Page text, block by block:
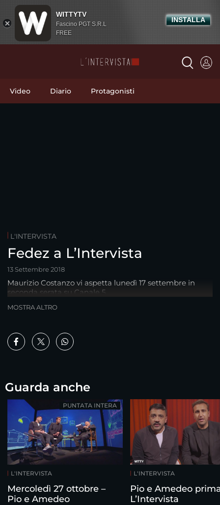
Video Diario Protagonisti
L'INTERVISTA
Fedez a L’Intervista
13 Settembre 2018
Maurizio Costanzo vi aspetta lunedì 17 settembre in
seconda serata su Canale 5
MOSTRA ALTRO
Guarda anche
L'INTERVISTA
Mercoledì 27 ottobre –
Pio e Amedeo
PUNTATA INTERA
L'INTERVISTA
Pio e Amedeo
L’Intervista
WITTYTV
Fascino PGT S.R.L
FREE
INSTALLA